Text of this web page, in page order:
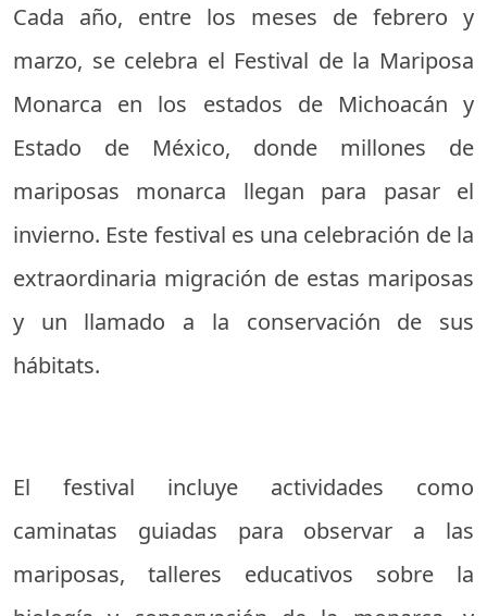
Cada año, entre los meses de febrero y
marzo, se celebra el Festival de la Mariposa
Monarca en los estados de Michoacán y
Estado de México, donde millones de
mariposas monarca llegan para pasar el
invierno. Este festival es una celebración de la
extraordinaria migración de estas mariposas
y un llamado a la conservación de sus
hábitats.
El festival incluye actividades como
caminatas guiadas para observar a las
mariposas, talleres educativos sobre la